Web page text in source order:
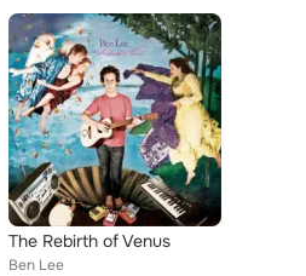
The Rebirth of Venus
Ben Lee